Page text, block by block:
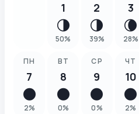
1
🌗
50%
2
🌗
39%
3
🌘
28%
ПН
7
🌑
2%
ВТ
8
🌑
0%
СР
9
🌑
0%
ЧТ
10
🌑
2%